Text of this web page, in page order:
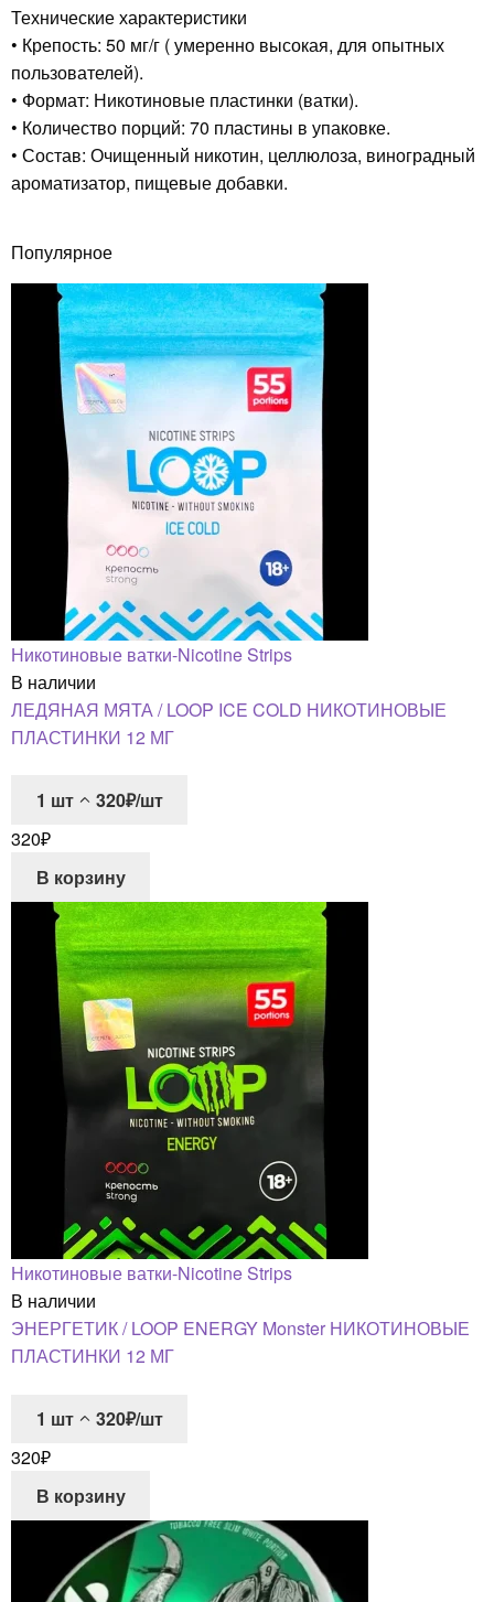
Технические характеристики
• Крепость: 50 мг/г ( умеренно высокая, для опытных
пользователей).
• Формат: Никотиновые пластинки (ватки).
• Количество порций: 70 пластины в упаковке.
• Состав: Очищенный никотин, целлюлоза, виноградный
ароматизатор, пищевые добавки.
Популярное
Никотиновые ватки-Nicotine Strips
В наличии
ЛЕДЯНАЯ МЯТА / LOOP ICE COLD НИКОТИНОВЫЕ
ПЛАСТИНКИ 12 МГ
1 шт
320₽/шт
320₽
В корзину
Никотиновые ватки-Nicotine Strips
В наличии
ЭНЕРГЕТИК / LOOP ENERGY Monster НИКОТИНОВЫЕ
ПЛАСТИНКИ 12 МГ
1 шт
320₽/шт
320₽
В корзину